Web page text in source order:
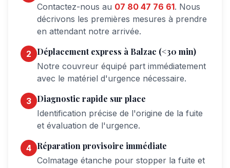
Contactez-nous au 07 80 47 76 61. Nous
décrivons les premières mesures à prendre
en attendant notre arrivée.
2 Déplacement express à Balzac (<30 min)
Notre couvreur équipé part immédiatement
avec le matériel d'urgence nécessaire.
3 Diagnostic rapide sur place
Identification précise de l'origine de la fuite
et évaluation de l'urgence.
4 Réparation provisoire immédiate
Colmatage étanche pour stopper la fuite et